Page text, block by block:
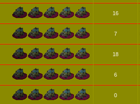
16
7
18
6
0